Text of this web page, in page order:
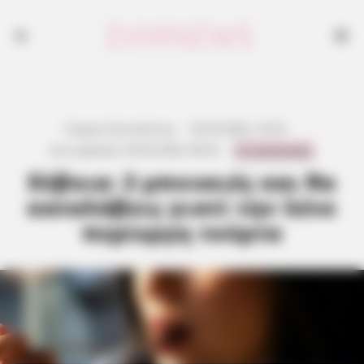
Εύβοια: 2 μπουκιές και θα
καταλάβεις γιατί την λένε
περίεργη τούρτα